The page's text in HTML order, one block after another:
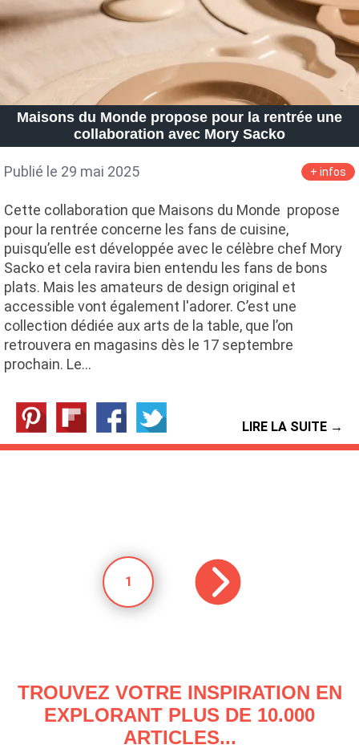
Maisons du Monde propose pour la rentrée une
collaboration avec Mory Sacko
Publié le 29 mai 2025 + infos
Cette collaboration que Maisons du Monde propose
pour la rentrée concerne les fans de cuisine,
puisqu’elle est développée avec le célèbre chef Mory
Sacko et cela ravira bien entendu les fans de bons
plats. Mais les amateurs de design original et
accessible vont également l'adorer. C’est une
collection dédiée aux arts de la table, que l’on
retrouvera en magasins dès le 17 septembre
prochain. Le…
LIRE LA SUITE →
1
TROUVEZ VOTRE INSPIRATION EN
EXPLORANT PLUS DE 10.000
ARTICLES...